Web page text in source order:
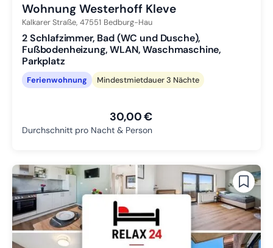
Wohnung Westerhoff Kleve
Kalkarer Straße, 47551 Bedburg-Hau
2 Schlafzimmer, Bad (WC und Dusche),
Fußbodenheizung, WLAN, Waschmaschine,
Parkplatz
Ferienwohnung Mindestmietdauer 3 Nächte
30,00 €
Durchschnitt pro Nacht & Person